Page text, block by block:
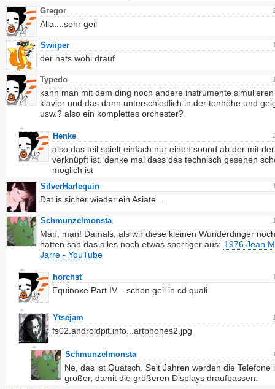
Gregor
Alla....sehr geil
Swiiper
der hats wohl drauf
Typedo
kann man mit dem ding noch andere instrumente
klavier und das dann unterschiedlich in der tonhöhe und
usw.? also ein komplettes orchester?
Henke
also das teil spielt einfach nur einen sound ab der mit
verknüpft ist. denke mal dass das technisch gesehen
möglich ist
SilverHarlequin
Dat is sicher wieder ein Asiate...
Schmunzelmonsta
Man, man! Damals, als wir diese kleinen Wunderdinger
hatten sah das alles noch etwas sperriger aus: 1976 Jean
Jarre - YouTube
horchst
Equinoxe Part IV....schon geil in cd quali
Ytsejam
fs02.androidpit.info...artphones2.jpg
Schmunzelmonsta
Ne, das ist Quatsch. Seit Jahren werden die Telefone
größer, damit die größeren Displays draufpassen.